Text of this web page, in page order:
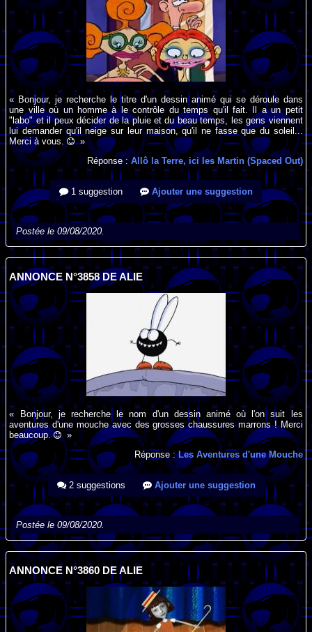
« Bonjour, je recherche le titre d'un dessin animé qui se déroule dans
une ville où un homme à le contrôle du temps qu'il fait. Il a un petit
"labo" et il peux décider de la pluie et du beau temps, les gens viennent
lui demander qu'il neige sur leur maison, qu'il ne fasse que du soleil...
Merci à vous.
»
Réponse :Allô la Terre, ici les Martin (Spaced Out)
1 suggestion Ajouter une suggestion
Postée le 09/08/2020.
ANNONCE N°3858 DE ALIE
« Bonjour, je recherche le nom d'un dessin animé où l'on suit les
aventures d'une mouche avec des grosses chaussures marrons ! Merci
beaucoup.
»
Réponse :Les Aventures d'une Mouche
2 suggestions Ajouter une suggestion
Postée le 09/08/2020.
ANNONCE N°3860 DE ALIE